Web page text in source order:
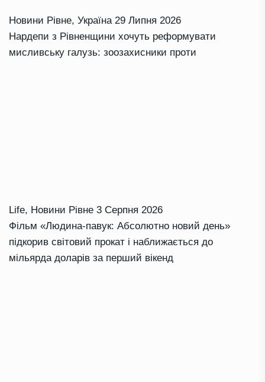
Новини Рівне, Україна 29 Липня 2026
Нардепи з Рівненщини хочуть реформувати
мисливську галузь: зоозахисники проти
Life, Новини Рівне 3 Серпня 2026
Фільм «Людина-павук: Абсолютно новий день»
підкорив світовий прокат і наближається до
мільярда доларів за перший вікенд